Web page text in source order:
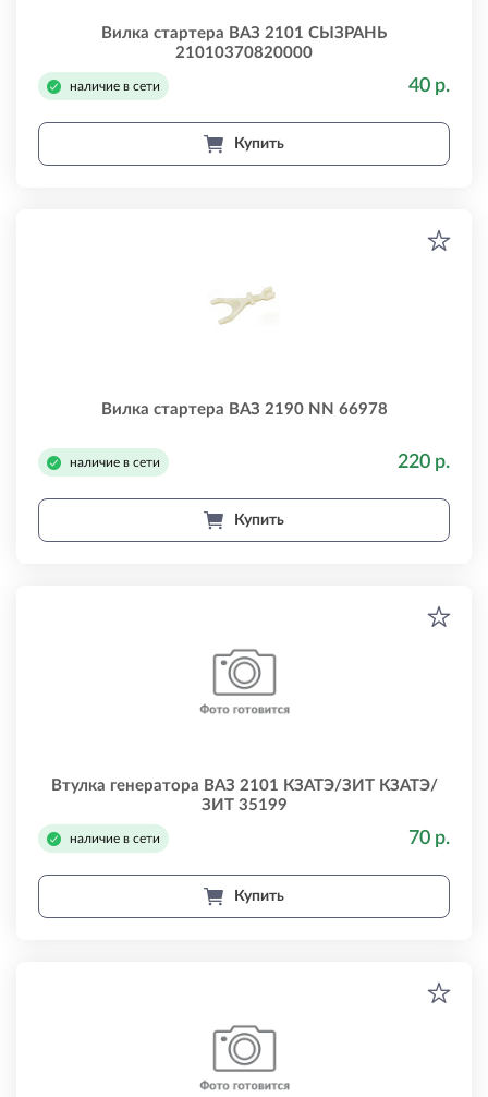
Вилка стартера ВАЗ 2101 СЫЗРАНЬ
21010370820000
наличие в сети 40 р.
Купить
Вилка стартера ВАЗ 2190 NN 66978
наличие в сети 220 р.
Купить
Втулка генератора ВАЗ 2101 КЗАТЭ/ЗИТ КЗАТЭ/
ЗИТ 35199
наличие в сети 70 р.
Купить